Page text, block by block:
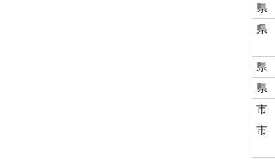
県
県
県
県
市
市